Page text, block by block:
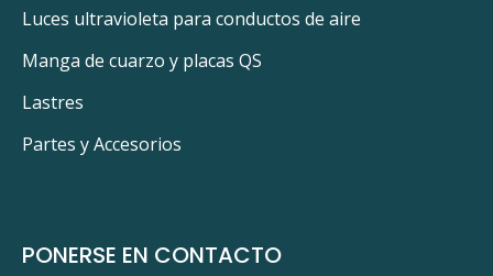
Luces ultravioleta para conductos de aire
Manga de cuarzo y placas QS
Lastres
Partes y Accesorios
PONERSE EN CONTACTO